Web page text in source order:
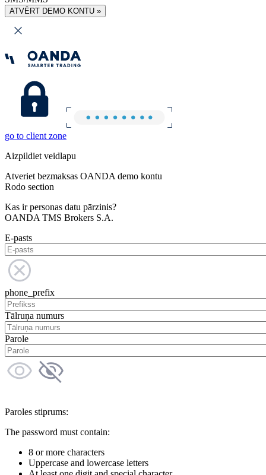
ATVĒRT DEMO KONTU »
go to client zone
Aizpildiet veidlapu
Atveriet bezmaksas OANDA demo kontu
Rodo section
Kas ir personas datu pārzinis?
OANDA TMS Brokers S.A.
E-pasts
phone_prefix
Tālruņa numurs
Parole
Paroles stiprums:
The password must contain:
8 or more characters
Uppercase and lowercase letters